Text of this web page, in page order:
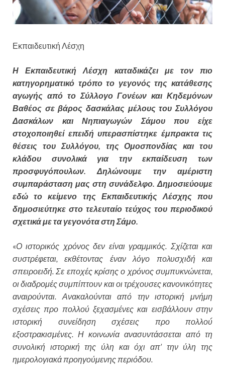
Εκπαιδευτική Λέσχη
Η Εκπαιδευτική Λέσχη καταδικάζει με τον πιο
κατηγορηματικό τρόπο το γεγονός της κατάθεσης
αγωγής από το Σύλλογο Γονέων και Κηδεμόνων
Βαθέος σε βάρος δασκάλας μέλους του Συλλόγου
Δασκάλων και Νηπιαγωγών Σάμου που είχε
στοχοποιηθεί επειδή υπερασπίστηκε έμπρακτα τις
θέσεις του Συλλόγου, της Ομοσπονδίας και του
κλάδου συνολικά για την εκπαίδευση των
προσφυγόπουλων. Δηλώνουμε την αμέριστη
συμπαράσταση μας στη συνάδελφο. Δημοσιεύουμε
εδώ το κείμενο της Εκπαιδευτικής Λέσχης που
δημοσιεύτηκε στο τελευταίο τεύχος του περιοδικού
σχετικά με τα γεγονότα στη Σάμο.
«Ο ιστορικός χρόνος δεν είναι γραμμικός. Σχίζεται και
συστρέφεται, εκθέτοντας έναν λόγο πολυσχιδή και
σπειροειδή. Σε εποχές κρίσης ο χρόνος συμπυκνώνεται,
οι διαδρομές συμπίπτουν και οι τρέχουσες κανονικότητες
αναιρούνται. Ανακαλούνται από την ιστορική μνήμη
σχέσεις προ πολλού ξεχασμένες και εισβάλλουν στην
ιστορική συνείδηση σχέσεις προ πολλού́
εξοστρακισμένες. Η κοινωνία ανασυντάσσεται από τη
συνολική ιστορική της ύλη και όχι απ’ την ύλη της
ημερολογιακά προηγούμενης περιόδου.